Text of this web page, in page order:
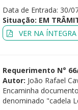
Data de Entrada: 30/
Situação: EM
VER NA ÍNTEGRA
Requerimento N°
Autor: João Rafael
Encaminha
denominado "cadela